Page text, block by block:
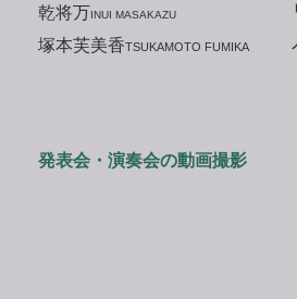
乾将万INUI MASAKAZU
塚本芙美香TSUKAMOTO FUMIKA
​発表会・演奏会の動画撮影